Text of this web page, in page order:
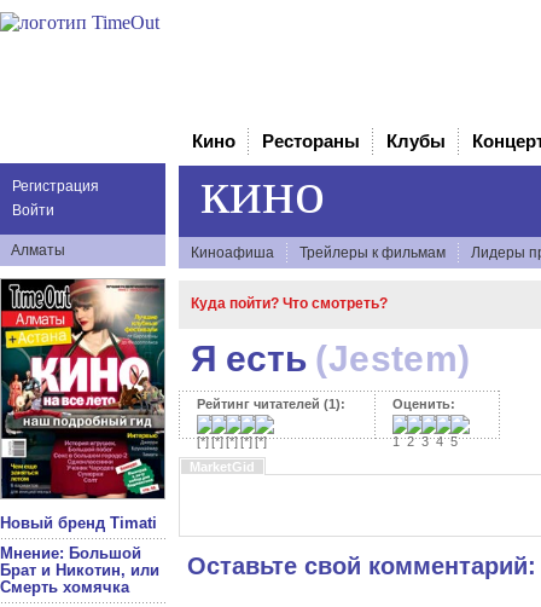
Регистрация
Войти
Алматы
Новый бренд Timati
Мнение: Большой
Брат и Никотин, или
Смерть хомячка
Кино Рестораны Клубы
кино
Киноафиша Трейлеры к фильмам Лидеры
Куда пойти? Что смотреть?
Я есть (Jestem)
Рейтинг читателей (1): Оценить:
MarketGid
Оставьте свой комментарий: